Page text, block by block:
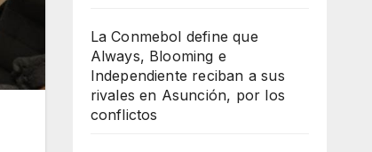
La Conmebol define que
Always, Blooming e
Independiente reciban a sus
rivales en Asunción, por los
conflictos